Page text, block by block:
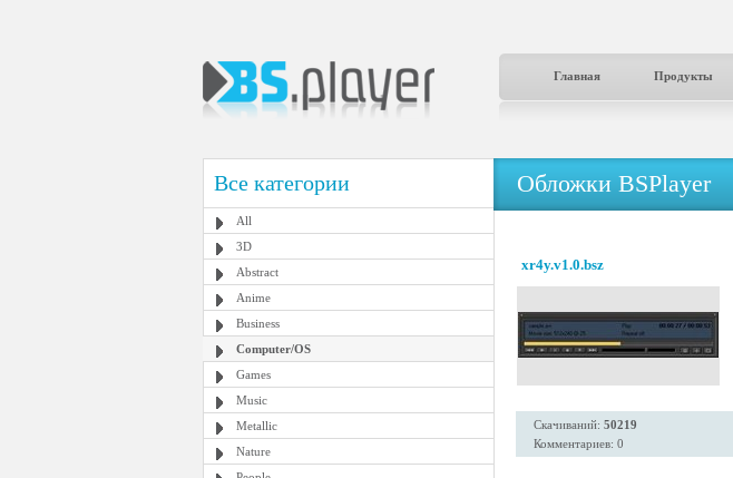
Главная Продукты
Все категории
All
3D
Abstract
Anime
Business
Computer/OS
Games
Music
Metallic
Nature
Обложки BSPlayer
xr4y.v1.0.bsz
Скачиваний: 50219
Комментариев: 0